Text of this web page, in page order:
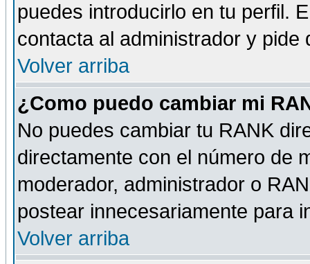
puedes introducirlo en tu perfil.
contacta al administrador y
Volver arriba
¿Como puedo cambiar mi
No puedes cambiar tu RANK
directamente con el número de
moderador, administrador o
postear innecesariamente para
Volver arriba